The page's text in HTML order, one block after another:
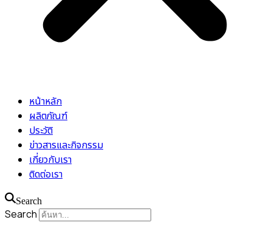
หน้าหลัก
ผลิตภัณฑ์
ประวัติ
ข่าวสารและกิจกรรม
เกี่ยวกับเรา
ติดต่อเรา
Search
Search